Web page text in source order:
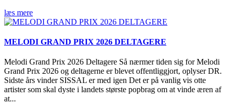
læs mere
MELODI GRAND PRIX 2026 DELTAGERE
Melodi Grand Prix 2026 Deltagere Så nærmer tiden sig for Melodi
Grand Prix 2026 og deltagerne er blevet offentliggjort, oplyser DR.
Sidste års vinder SISSAL er med igen Det er på vanlig vis otte
artister som skal dyste i landets største popbrag om at vinde æren af
at...